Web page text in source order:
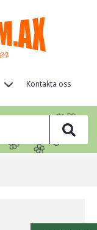
Kontakta oss
🦋
🌸
🌸
🌸
🌸
🌸
🌸